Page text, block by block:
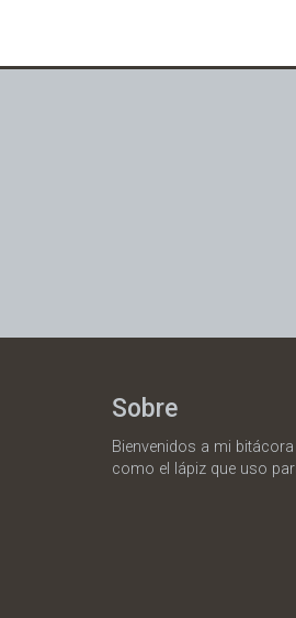
Sobre
Bienvenidos a mi
como el lápiz que uso